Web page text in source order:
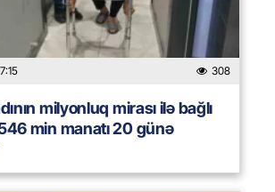
308
milyonluq mirası ilə bağlı
min manatı 20 günə